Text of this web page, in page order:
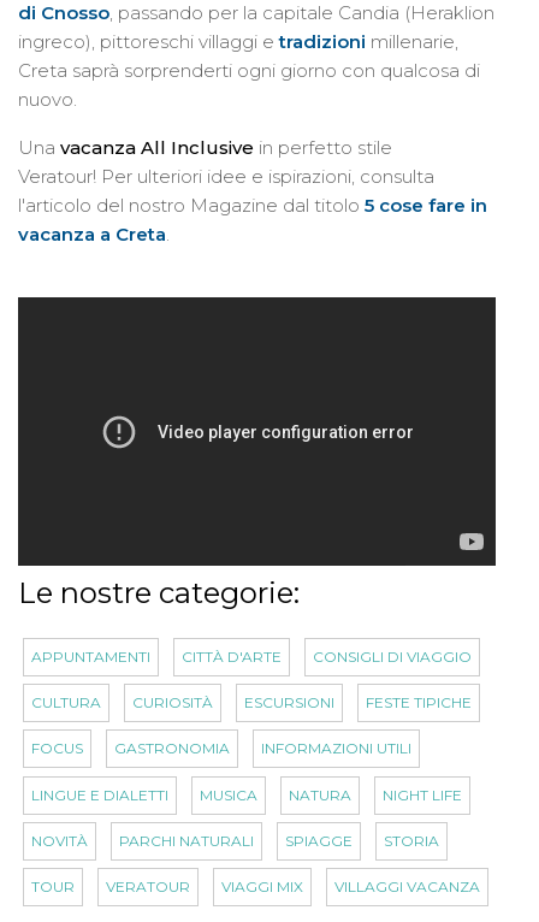
di Cnosso, passando per la capitale Candia (Heraklion
ingreco), pittoreschi villaggi etradizioni millenarie,
Creta saprà sorprenderti ogni giorno con qualcosa di
nuovo.
Una vacanza All Inclusive in perfetto stile
Veratour! Per ulteriori idee e ispirazioni, consulta
l'articolo del nostro Magazine dal titolo 5 cose fare in
vacanza a Creta.
Le nostre categorie:
APPUNTAMENTI CITTÀ D'ARTE CONSIGLI DI VIAGGIO
CULTURA CURIOSITÀ ESCURSIONI FESTE TIPICHE
FOCUS GASTRONOMIA INFORMAZIONI UTILI
LINGUE E DIALETTI MUSICA NATURA NIGHT LIFE
NOVITÀ PARCHI NATURALI SPIAGGE STORIA
TOUR VERATOUR VIAGGI MIX VILLAGGI VACANZA